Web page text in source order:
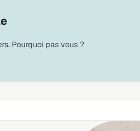
Pourquoi pas vous ?